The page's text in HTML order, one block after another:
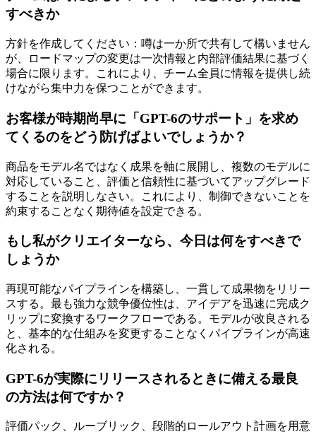
すべきか
方針を作成してください：噂は一か所で共有して構いません
が、ロードマップの変更は一次情報と内部評価結果に基づく
場合に限ります。これにより、チーム全員に情報を提供し続
けながら集中力を保つことができます。
お客様が時期尚早に「GPT-6のサポート」を求め
てくるのをどう防げばよいでしょうか？
商品をモデル名ではなく成果を軸に展開し、複数のモデルに
対応していること、評価と信頼性に基づいてアップグレード
することを説明しなさい。これにより、制御できないことを
約束することなく期待値を設定できる。
もし私がクリエイターなら、今日は何をすべきで
しょうか
再現可能なパイプラインを構築し、一貫して成果物をリリー
スする。最も強力な競争優位性は、アイデアを迅速に完成ク
リップに変換するワークフローである。モデルが改良される
と、基本的な仕組みを変更することなくパイプラインが高速
化される。
GPT-6が実際にリリースされるときに備える最良
の方法は何ですか？
評価パック、ルーブリック、段階的ロールアウト計画を用意